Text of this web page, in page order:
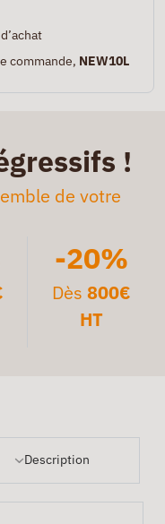
commande, NEW10L
!
de votre
-20%
Dès 800€
HT
Description